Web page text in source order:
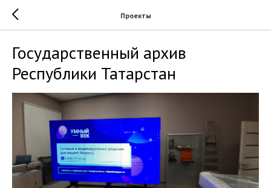
Проекты
Государственный архив
Республики Татарстан